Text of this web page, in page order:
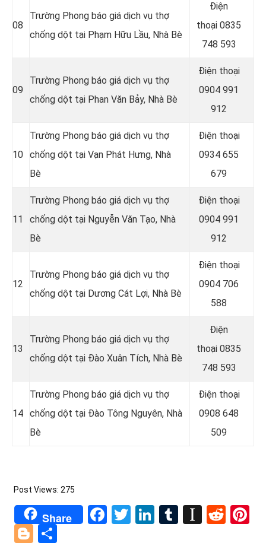
08
Trường Phong báo giá dịch vụ thợ
chống dột tại Phạm Hữu Lầu, Nhà Bè
Điện
thoại 0835
748 593
09
Trường Phong báo giá dịch vụ thợ
chống dột tại Phan Văn Bảy, Nhà Bè
Điện thoại
0904 991
912
10
Trường Phong báo giá dịch vụ thợ
chống dột tại Vạn Phát Hưng, Nhà
Bè
Điện thoại
0934 655
679
11
Trường Phong báo giá dịch vụ thợ
chống dột tại Nguyễn Văn Tạo, Nhà
Bè
Điện thoại
0904 991
912
12
Trường Phong báo giá dịch vụ thợ
chống dột tại Dương Cát Lợi, Nhà Bè
Điện thoại
0904 706
588
13
Trường Phong báo giá dịch vụ thợ
chống dột tại Đào Xuân Tích, Nhà Bè
Điện
thoại 0835
748 593
14
Trường Phong báo giá dịch vụ thợ
chống dột tại Đào Tông Nguyên, Nhà
Bè
Điện thoại
0908 648
509
Post Views: 275
Share Facebook
TwitterLinkedIn
Tumblr
Blogger